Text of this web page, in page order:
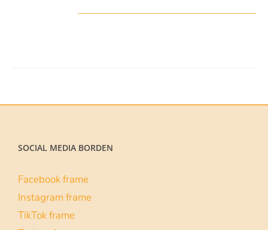
SOCIAL MEDIA BORDEN
Facebook frame
Instagram frame
TikTok frame